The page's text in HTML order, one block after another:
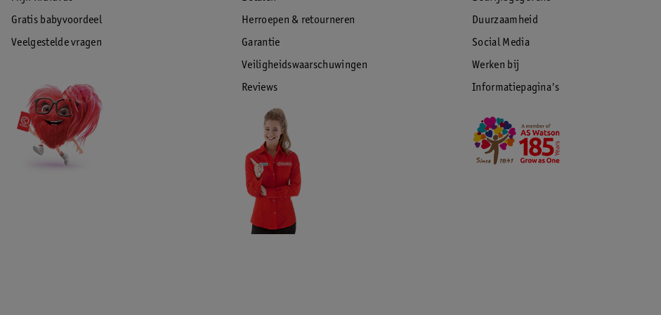
Gratis babyvoordeel
Veelgestelde vragen
Herroepen & retourneren
Garantie
Veiligheidswaarschuwingen
Reviews
Duurzaamheid
Social Media
Werken bij
Informatiepagina's